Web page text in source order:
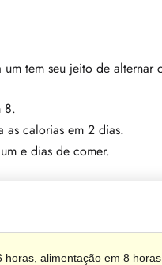
tem seu jeito de
8.
as calorias em 2 dias.
e dias de comer.
horas, alimentação em 8 horas